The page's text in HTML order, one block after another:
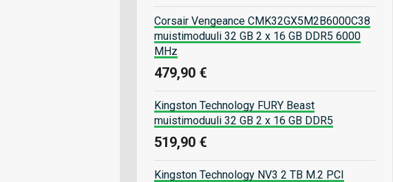
Corsair Vengeance CMK32GX5M2B6000C38
muistimoduuli 32 GB 2 x 16 GB DDR5 6000
MHz
479,90 €
Kingston Technology FURY Beast
muistimoduuli 32 GB 2 x 16 GB DDR5
519,90 €
Kingston Technology NV3 2 TB M.2 PCI